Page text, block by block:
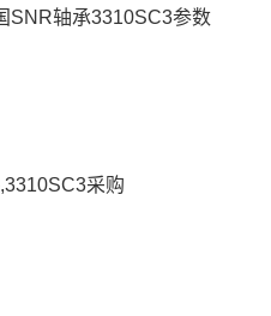
SNR轴承3310SC3参数
采购